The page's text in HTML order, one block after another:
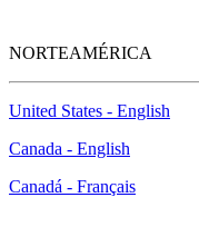
NORTEAMÉRICA
United States - English
Canada - English
Canadá - Français